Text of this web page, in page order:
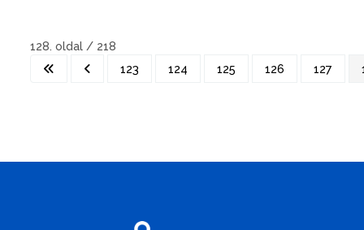
128. oldal / 218
123
124 125 126 127